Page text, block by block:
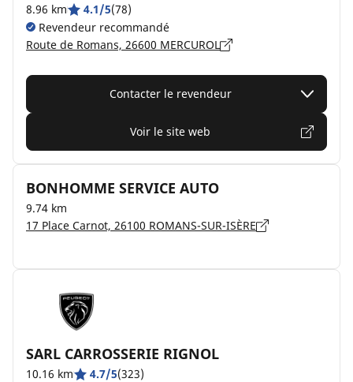
8.96 km 4.1/5(78)
Revendeur recommandé
Route de Romans, 26600 MERCUROL
Contacter le revendeur
Voir le site web
BONHOMME SERVICE AUTO
9.74 km
17 Place Carnot, 26100 ROMANS-SUR-ISÈRE
SARL CARROSSERIE RIGNOL
10.16 km 4.7/5(323)